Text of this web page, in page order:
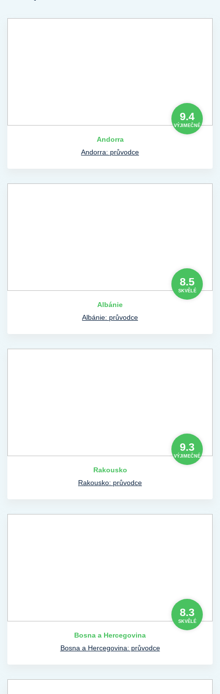
9.4
VÝJIMEČNÉ
Andorra
Andorra: průvodce
8.5
SKVĚLÉ
Albánie
Albánie: průvodce
9.3
VÝJIMEČNÉ
Rakousko
Rakousko: průvodce
8.3
SKVĚLÉ
Bosna a Hercegovina
Bosna a Hercegovina: průvodce